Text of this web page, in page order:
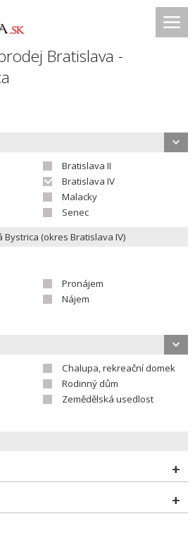
Bratislava -
Bratislava II
Bratislava IV
Malacky
Senec
Pronájem
Nájem
Chalupa, rekreační domek
Rodinný dům
Zemědělská usedlost